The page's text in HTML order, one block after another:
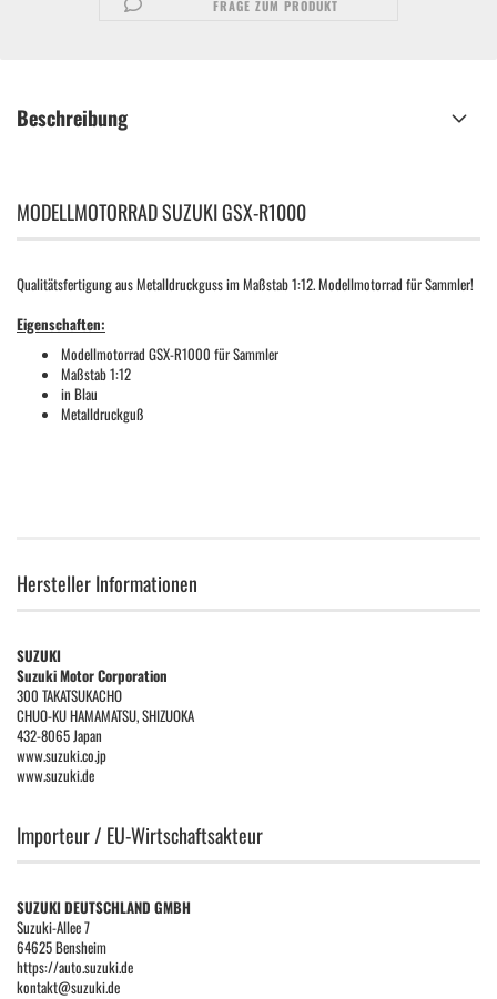
FRAGE ZUM PRODUKT
Beschreibung
MODELLMOTORRAD SUZUKI GSX-R1000
Qualitätsfertigung aus Metalldruckguss im Maßstab 1:12. Modellmotorrad für Sammler!
Eigenschaften:
Modellmotorrad GSX-R1000 für Sammler
Maßstab 1:12
in Blau
Metalldruckguß
Hersteller Informationen
SUZUKI
Suzuki Motor Corporation
300 TAKATSUKACHO
CHUO-KU HAMAMATSU, SHIZUOKA
432-8065 Japan
www.suzuki.co.jp
www.suzuki.de
Importeur / EU-Wirtschaftsakteur
SUZUKI DEUTSCHLAND GMBH
Suzuki-Allee 7
64625 Bensheim
https://auto.suzuki.de
kontakt@suzuki.de